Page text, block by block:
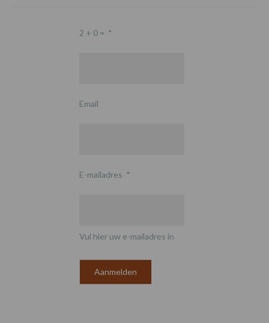
2 + 0 = *
Email
E-mailadres *
Vul hier uw e-mailadres in